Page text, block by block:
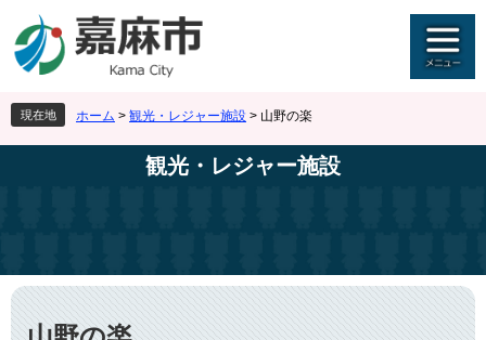
ジ
先
頭
で
ュ
を
飛
ば
現在地 ホーム > 観光・レジャー施設 > 山野の楽
観光・レジャー施設
本
文